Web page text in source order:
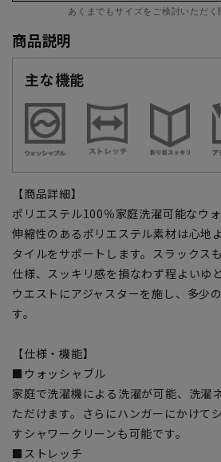
あくまでもサイズをご検討いただく
商品説明
主な機能
【商品詳細】
ポリエステル100％家庭洗濯可能なウォ
伸縮性のあるポリエステル素材は心地
タイルをサポートします。スラックス
仕様、スッキリ感を損なわず程よいゆ
ウエストにアジャスターを施し、多少
す。
【仕様・機能】
■ウォッシャブル
家庭で洗濯機による洗濯が可能、洗濯
ただけます。さらにハンガーにかけて
すシャワークリーンも可能です。
■ストレッチ